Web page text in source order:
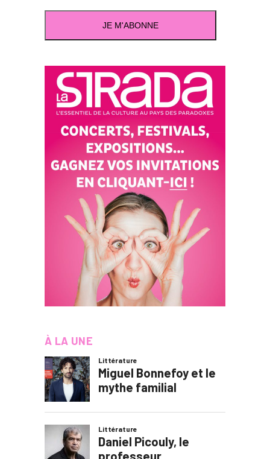
À LA UNE